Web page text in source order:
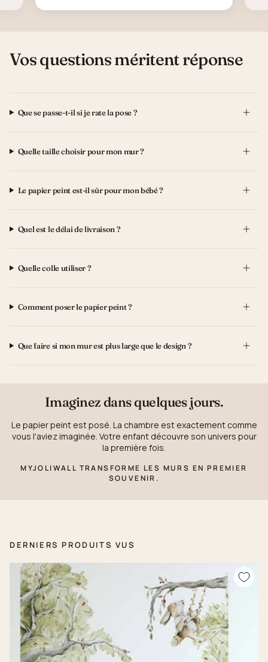
Vos questions méritent réponse
Que se passe-t-il si je rate la pose ?
Quelle taille choisir pour mon mur ?
Le papier peint est-il sûr pour mon bébé ?
Quel est le délai de livraison ?
Quelle colle utiliser ?
Comment poser le papier peint ?
Que faire si mon mur est plus large que le design ?
Imaginez dans quelques jours.
Le papier peint est posé. La chambre est exactement comme
vous l'aviez imaginée. Votre enfant découvre son univers pour
la première fois.
MYJOLIWALL TRANSFORME LES MURS EN PREMIER
SOUVENIR.
DERNIERS PRODUITS VUS